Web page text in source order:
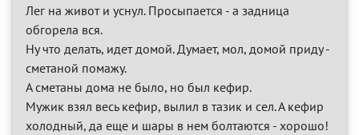
Лег на живот и уснул. Просыпается - а задница
обгорела вся.
Ну что делать, идет домой. Думает, мол, домой приду -
сметаной помажу.
А сметаны дома не было, но был кефир.
Мужик взял весь кефир, вылил в тазик и сел. А кефир
холодный, да еще и шары в нем болтаются - хорошо!